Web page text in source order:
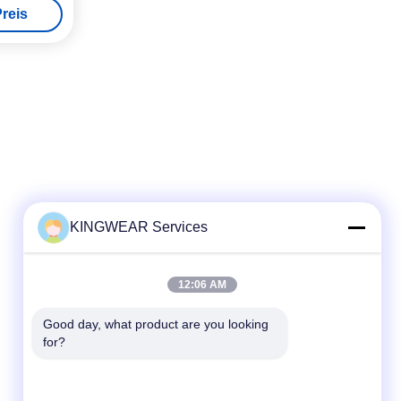
Schnelle Kontaktaufnahme
Tel.
KINGWEAR Services
12:06 AM
Good day, what product are you looking
for?